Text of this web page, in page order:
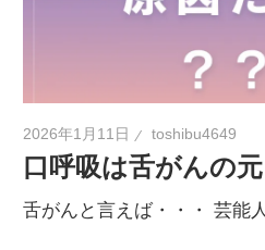
2026年1月11日 toshibu4649
口呼吸は舌がんの元
舌がんと言えば・・・ 芸能